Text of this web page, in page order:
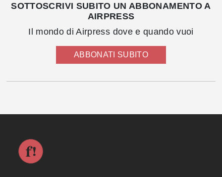
SOTTOSCRIVI SUBITO UN ABBONAMENTO A
AIRPRESS
Il mondo di Airpress dove e quando vuoi
ABBONATI SUBITO